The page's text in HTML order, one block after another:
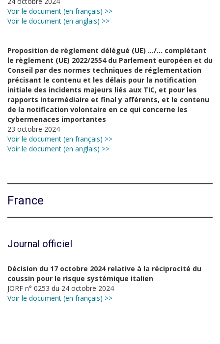
Voir le document (en français) >>
Voir le document (en anglais) >>
Proposition de règlement délégué (UE) …/… complétant
le règlement (UE) 2022/2554 du Parlement européen et du
Conseil par des normes techniques de réglementation
précisant le contenu et les délais pour la notification
initiale des incidents majeurs liés aux TIC, et pour les
rapports intermédiaire et final y afférents, et le contenu
de la notification volontaire en ce qui concerne les
cybermenaces importantes
23 octobre 2024
Voir le document (en français) >>
Voir le document (en anglais) >>
France
Journal officiel
Décision du 17 octobre 2024 relative à la réciprocité du
coussin pour le risque systémique italien
JORF n° 0253 du 24 octobre 2024
Voir le document (en français) >>